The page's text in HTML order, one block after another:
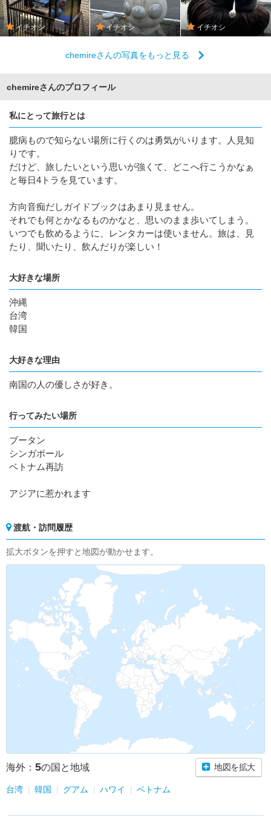
イチオシ イチオシ イチオシ
chemireさんの写真をもっと見る
chemireさんのプロフィール
私にとって旅行とは
臆病もので知らない場所に行くのは勇気がいります。人見知
りです。
だけど、旅したいという思いが強くて、どこへ行こうかなぁ
と毎日4トラを見ています。
方向音痴だしガイドブックはあまり見ません。
それでも何とかなるものかなと、思いのまま歩いてしまう。
いつでも飲めるように、レンタカーは使いません。旅は、見
たり、聞いたり、飲んだりが楽しい！
大好きな場所
沖縄
台湾
韓国
大好きな理由
南国の人の優しさが好き。
行ってみたい場所
ブータン
シンガポール
ベトナム再訪
アジアに惹かれます
渡航・訪問履歴
拡大ボタンを押すと地図が動かせます。
海外： 5の国と地域 地図を拡大
台湾 韓国 グアム ハワイ ベトナム